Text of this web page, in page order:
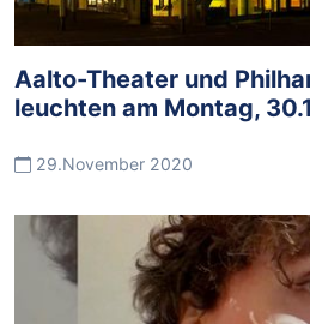
Aalto-Theater und
leuchten am Montag,
29.November 2020